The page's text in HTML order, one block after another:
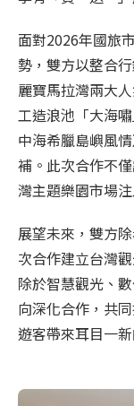
面對2026年國旅
勢，雙方以整合
麗寶馬拉灣兩大
工造浪池「大海
中海希臘島嶼風
補。此次合作不
灣主題樂園市場
展望未來，雙方
次合作建立台灣
除於智慧觀光、
向深化合作，共
遊客帶來耳目一